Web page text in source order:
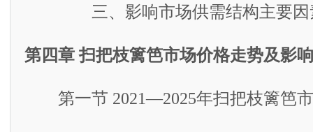
三、影响市场供需结构主要因
第四章 扫把枝篱笆市场价格走势及影
第一节 2021—2025年扫把枝篱笆市